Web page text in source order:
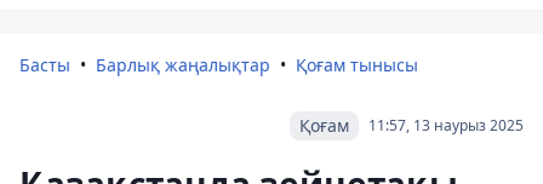
Басты Барлық жаңалықтар Қоғам тынысы
11:57, 13 наурыз 2025
Қоғам